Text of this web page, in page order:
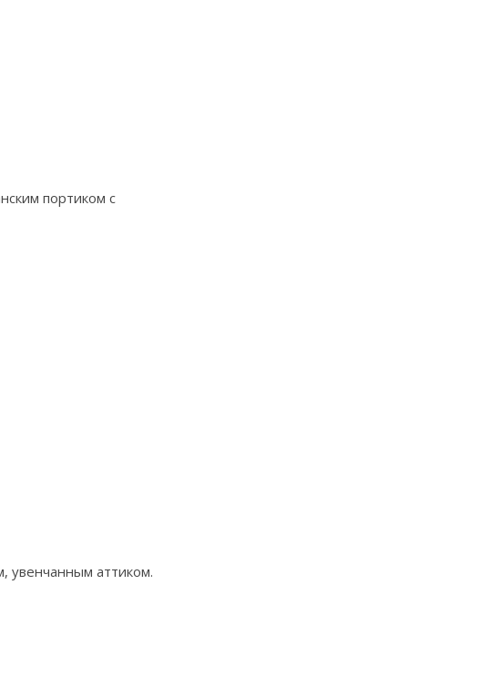
портиком с
увенчанным аттиком.